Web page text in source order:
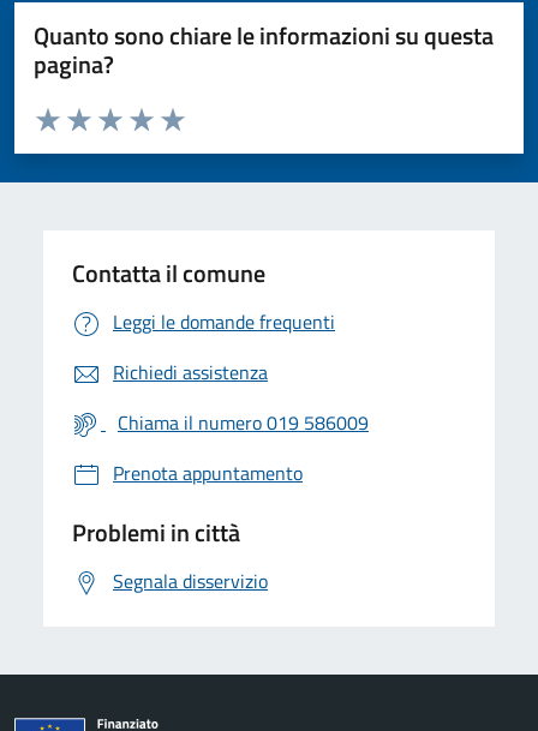
Quanto sono chiare le informazioni su questa
pagina?
Valuta da 1 a 5 stelle la pagina
Valuta 5 stelle su 5
Valuta 4 stelle su 5
Valuta 3 stelle su 5
Valuta 2 stelle su 5
Valuta 1 stelle su 5
Contatta il comune
Leggi le domande frequenti
Richiedi assistenza
Chiama il numero 019 586009
Prenota appuntamento
Problemi in città
Segnala disservizio